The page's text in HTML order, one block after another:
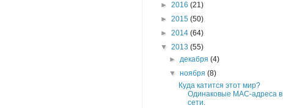
► 2016 (21)
► 2015 (50)
► 2014 (64)
▼ 2013 (55)
►декабря(4)
▼ноября(8)
Куда катится этот мир?
Одинаковые MAC-адреса в
сети.